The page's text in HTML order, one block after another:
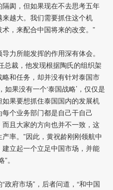
阂，但如果现在不去思考五年
越大。我们需要抓住这个机
，来配合中国将来的改变。”
力所能发挥的作用深有体会。
总裁，他发现根据陶氏的组织架
和任务，却并没有针对泰国市
果没有一个‘泰国战略’，仅仅是
果要想抓住泰国国内的发展机
个业务部门都是自己干自己
且大家的方向也并不一致，这
率。”因此，黄祝龄刚刚领航中
立起一个立足中国市场，并能
。
政府市场”，后者问道，“和中国